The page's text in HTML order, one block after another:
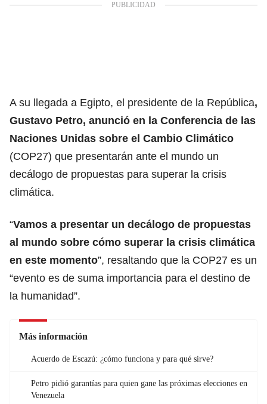
A su llegada a Egipto, el presidente de la República,
Gustavo Petro, anunció en la Conferencia de las
Naciones Unidas sobre el Cambio Climático
(COP27) que presentarán ante el mundo un
decálogo de propuestas para superar la crisis
climática.
“Vamos a presentar un decálogo de propuestas
al mundo sobre cómo superar la crisis climática
en este momento”, resaltando que la COP27 es un
“evento es de suma importancia para el destino de
la humanidad”.
Más información
Acuerdo de Escazú: ¿cómo funciona y para qué sirve?
Petro pidió garantías para quien gane las próximas elecciones en
Venezuela